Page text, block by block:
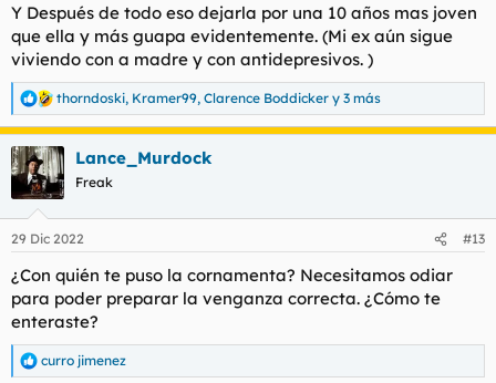
Y Después de todo eso dejarla por una 10 años mas joven
que ella y más guapa evidentemente. (Mi ex aún sigue
viviendo con a madre y con antidepresivos. )
R
e
a
c
c
i
e
:
thorndoski, Kramer99, Clarence Boddicker y 3 más
Lance_Murdock
Freak
29 Dic 2022 #13
¿Con quién te puso la cornamenta? Necesitamos odiar
para poder preparar la venganza correcta. ¿Cómo te
enteraste?
R
curro jimenez